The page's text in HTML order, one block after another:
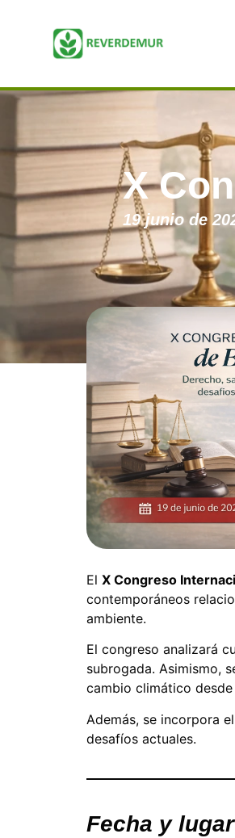
X
19 junio de
El X Congreso
contemporáneos
ambiente.
El congreso analizará
subrogada. Asimismo,
cambio climático
Además, se incorpora
desafíos actuales.
Fecha y lugar